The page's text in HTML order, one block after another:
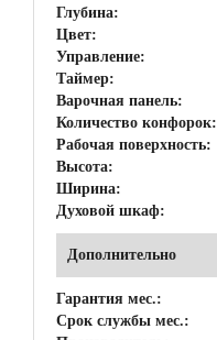
Глубина:
Цвет:
Управление:
Таймер:
Варочная панель:
Количество конфорок:
Рабочая поверхность:
Высота:
Ширина:
Духовой шкаф:
Дополнительно
Гарантия мес.:
Срок службы мес.: